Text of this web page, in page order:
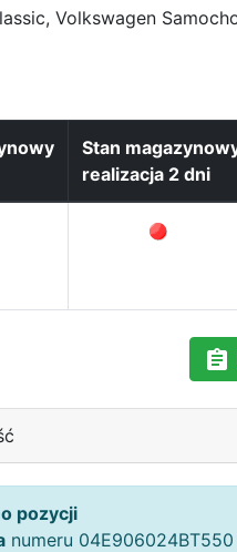
Volkswagen
Stan
realizacja 2 dni
pozycji
numeru